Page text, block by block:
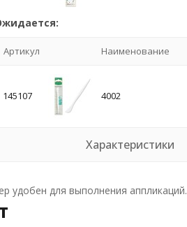
Артикул Наименование
145107 4002
Характеристики
удобен для выполнения аппликаций.